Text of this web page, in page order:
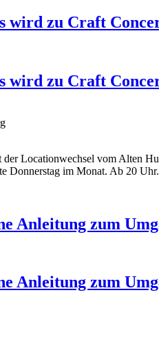
wird zu Craft
wird zu Craft
Locationwechsel vom Alten
Donnerstag im Monat. Ab 20 Uhr.
Anleitung zum
Anleitung zum